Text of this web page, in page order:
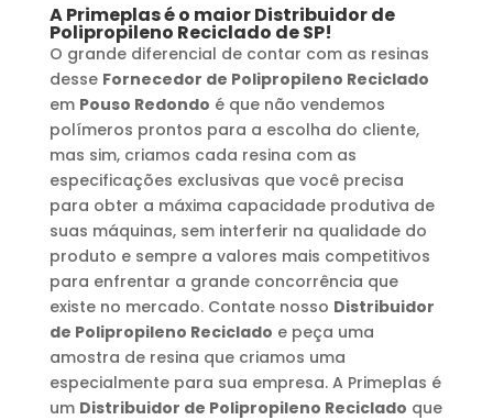
A Primeplas é o maiorDistribuidor de
Polipropileno Reciclado de SP!
O grande diferencial de contar com as resinas
desse Fornecedor de Polipropileno Reciclado
em Pouso Redondo é que não vendemos
polímeros prontos para a escolha do cliente,
mas sim, criamos cada resina com as
especificações exclusivas que você precisa
para obter a máxima capacidade produtiva de
suas máquinas, sem interferir na qualidade do
produto e sempre a valores mais competitivos
para enfrentar a grande concorrência que
existe no mercado. Contate nosso Distribuidor
de Polipropileno Reciclado e peça uma
amostra de resina que criamos uma
especialmente para sua empresa. A Primeplas é
um Distribuidor de Polipropileno Reciclado que